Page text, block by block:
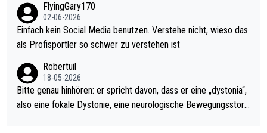
el hat.
s Leben in den Griff kriegen. Nur eins wundert mich: Luke Little
r war doch neulich erst derjenige, der über Social Media GvV p
rovoziert hat. Und Littlers Mutter schießt öfters mal gegen Ric
FlyingGary170
02-06-2026
Einfach kein Social Media benutzen. Verstehe nicht, wieso das
als Profisportler so schwer zu verstehen ist
Robertuil
18-05-2026
Bitte genau hinhören: er spricht davon, dass er eine „dystonia“,
also eine fokale Dystonie, eine neurologische Bewegungsstöru